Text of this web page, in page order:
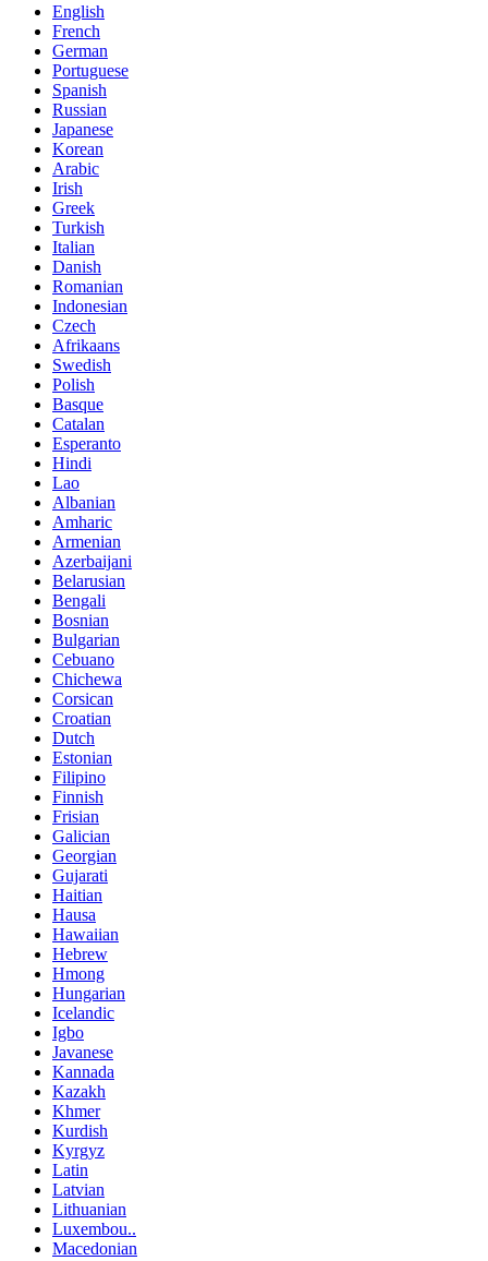
English
French
German
Portuguese
Spanish
Russian
Japanese
Korean
Arabic
Irish
Greek
Turkish
Italian
Danish
Romanian
Indonesian
Czech
Afrikaans
Swedish
Polish
Basque
Catalan
Esperanto
Hindi
Lao
Albanian
Amharic
Armenian
Azerbaijani
Belarusian
Bengali
Bosnian
Bulgarian
Cebuano
Chichewa
Corsican
Croatian
Dutch
Estonian
Filipino
Finnish
Frisian
Galician
Georgian
Gujarati
Haitian
Hausa
Hawaiian
Hebrew
Hmong
Hungarian
Icelandic
Igbo
Javanese
Kannada
Kazakh
Khmer
Kurdish
Kyrgyz
Latin
Latvian
Lithuanian
Luxembou..
Macedonian